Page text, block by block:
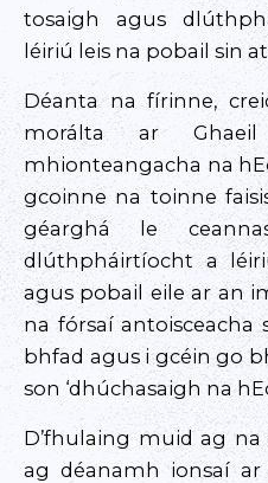
tosaigh agus
léiriú leis na pobail sin
Déanta na fírinne,
morálta ar
mhionteangacha na
gcoinne na toinne
géarghá le
dlúthpháirtíocht a
agus pobail eile ar an
na fórsaí antoisceacha
bhfad agus i gcéin go
son ‘dhúchasaigh na
D’fhulaing muid ag
ag déanamh ionsaí